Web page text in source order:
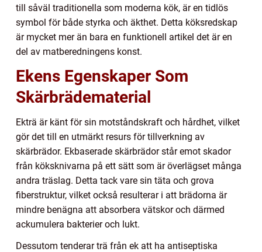
till såväl traditionella som moderna kök, är en tidlös
symbol för både styrka och äkthet. Detta köksredskap
är mycket mer än bara en funktionell artikel det är en
del av matberedningens konst.
Ekens Egenskaper Som
Skärbrädematerial
Ekträ är känt för sin motståndskraft och hårdhet, vilket
gör det till en utmärkt resurs för tillverkning av
skärbrädor. Ekbaserade skärbrädor står emot skador
från köksknivarna på ett sätt som är överlägset många
andra träslag. Detta tack vare sin täta och grova
fiberstruktur, vilket också resulterar i att brädorna är
mindre benägna att absorbera vätskor och därmed
ackumulera bakterier och lukt.
Dessutom tenderar trä från ek att ha antiseptiska